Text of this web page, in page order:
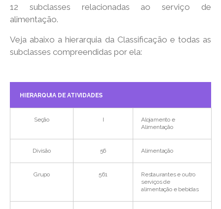
12 subclasses relacionadas ao serviço de
alimentação.
Veja abaixo a hierarquia da Classificação e todas as
subclasses compreendidas por ela:
HIERARQUIA DE ATIVIDADES
Seção I
Alojamento e
Alimentação
Divisão 56 Alimentação
Grupo 561
Restaurantes e outro
serviços de
alimentação e bebidas